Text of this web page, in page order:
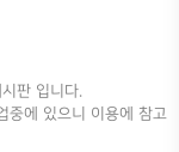
판 입니다.
중에 있으니 이용에 참고